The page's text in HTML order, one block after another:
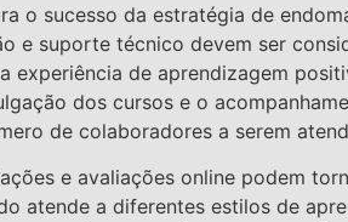
o sucesso da estratégia de
e suporte técnico devem ser
experiência de aprendizagem
dos cursos e o
de colaboradores a serem
e avaliações online podem
atende a diferentes estilos de